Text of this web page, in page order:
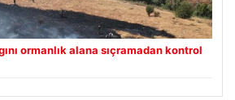
ormanlık alana sıçramadan kontrol